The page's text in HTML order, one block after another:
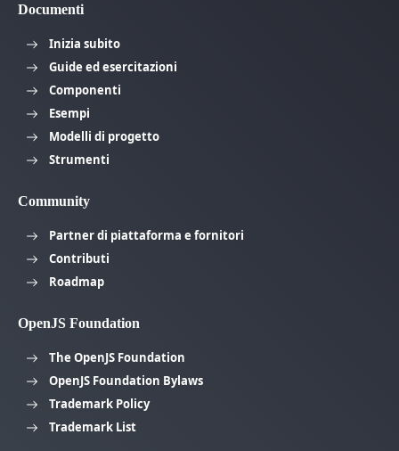
Documenti
Inizia subito
Guide ed esercitazioni
Componenti
Esempi
Modelli di progetto
Strumenti
Community
Partner di piattaforma e fornitori
Contributi
Roadmap
OpenJS Foundation
The OpenJS Foundation
OpenJS Foundation Bylaws
Trademark Policy
Trademark List